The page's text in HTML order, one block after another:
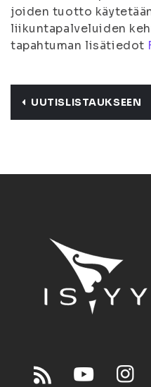
joiden tuotto
liikuntapalveluiden
tapahtuman lisätiedot
UUTISLISTAUKSEEN